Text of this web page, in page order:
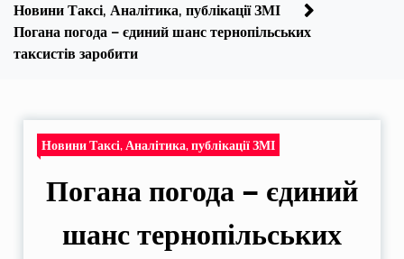
Новини Таксі, Аналітика, публікації ЗМІ
Погана погода – єдиний шанс тернопільських
таксистів заробити
Новини Таксі, Аналітика, публікації ЗМІ
Погана погода – єдиний
шанс тернопільських